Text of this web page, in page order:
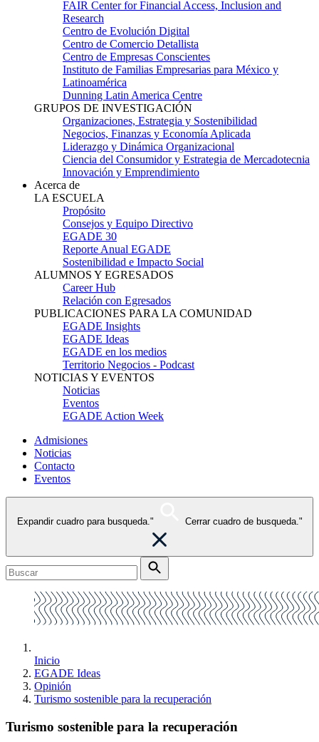
FAIR Center for Financial Access, Inclusion and
Research
Centro de Evolución Digital
Centro de Comercio Detallista
Centro de Empresas Conscientes
Instituto de Familias Empresarias para México y
Latinoamérica
Dunning Latin America Centre
GRUPOS DE INVESTIGACIÓN
Organizaciones, Estrategia y Sostenibilidad
Negocios, Finanzas y Economía Aplicada
Liderazgo y Dinámica Organizacional
Ciencia del Consumidor y Estrategia de Mercadotecnia
Innovación y Emprendimiento
Acerca de
LA ESCUELA
Propósito
Consejos y Equipo Directivo
EGADE 30
Reporte Anual EGADE
Sostenibilidad e Impacto Social
ALUMNOS Y EGRESADOS
Career Hub
Relación con Egresados
PUBLICACIONES PARA LA COMUNIDAD
EGADE Insights
EGADE Ideas
EGADE en los medios
Territorio Negocios - Podcast
NOTICIAS Y EVENTOS
Noticias
Eventos
EGADE Action Week
Admisiones
Noticias
Contacto
Eventos
Expandir cuadro para busqueda." Cerrar cuadro de busqueda."
Inicio
EGADE Ideas
Opinión
Turismo sostenible para la recuperación
Turismo sostenible para la recuperación